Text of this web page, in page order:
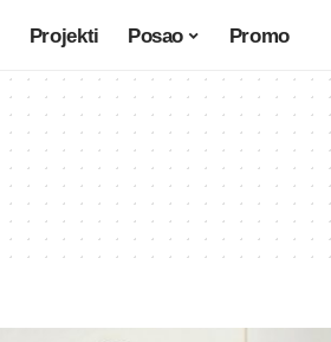
Projekti Posao Promo